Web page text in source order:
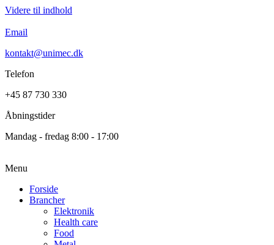
Videre til indhold
Email
kontakt@unimec.dk
Telefon
+45 87 730 330
Åbningstider
Mandag - fredag 8:00 - 17:00
Menu
Forside
Brancher
Elektronik
Health care
Food